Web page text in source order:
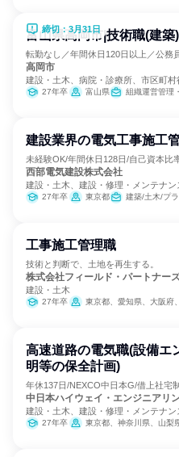
締切：3月31日
富山県高岡市|技術職(建築
転勤なし／年間休日120日以上／公務
高岡市
建設・土木、病院・診療所、市区町村
27年卒 富山県 組織運営管理・
建設業界の電気工事施工
未経験OK/年間休日128日/自己資本比
西部電気建設株式会社
建設・土木、建設・修理・メンテナン
ルギー27年卒 東京都 建築/土木/プ
工事施工管理職
技術と判断で、土地を再生する。
株式会社フィールド・パートナー
建設・土木
27年卒 東京都、愛知県、大阪府、福
高速道路の電気職(設備エ
明等の保全計画)
年休137日/NEXCO中日本G/借上社宅
中日本ハイウェイ・エンジニアリ
建設・土木、建設・修理・メンテナ
27年卒 東京都、神奈川県、山梨県、長野県、静